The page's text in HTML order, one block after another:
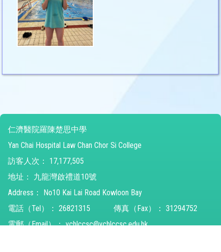
仁濟醫院羅陳楚思中學
Yan Chai Hospital Law Chan Chor Si College
訪客人次：
17,177,505
地址：
九龍灣啟禮道10號
Address：
No10 Kai Lai Road Kowloon Bay
電話（Tel）： 26821315 傳真（Fax）： 31294752
電郵（Email）： ychlccsc@ychlccsc.edu.hk